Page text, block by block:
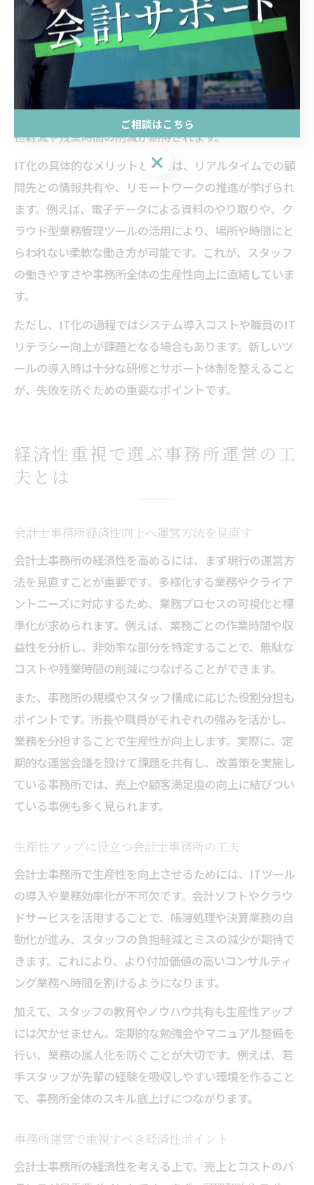
近年、会計士事務所ではIT化の進展が著しく、業務効率
の大幅な向上が実現しています。クラウド会計ソフトや
電子申告システムの導入により、データ入力や書類作成
の自動化が進み、従来よりも少ない人員で多くの案件を
処理できるようになっています。これにより、職員の負
担軽減や残業時間の削減が期待されます。
IT化の具体的なメリットとしては、リアルタイムでの顧
問先との情報共有や、リモートワークの推進が挙げられ
ます。例えば、電子データによる資料のやり取りや、ク
ラウド型業務管理ツールの活用により、場所や時間にと
らわれない柔軟な働き方が可能です。これが、スタッフ
の働きやすさや事務所全体の生産性向上に直結していま
す。
ただし、IT化の過程ではシステム導入コストや職員のIT
リテラシー向上が課題となる場合もあります。新しいツ
ールの導入時は十分な研修とサポート体制を整えること
が、失敗を防ぐための重要なポイントです。
経済性重視で選ぶ事務所運営の工
夫とは
会計士事務所経済性向上へ運営方法を見直す
会計士事務所の経済性を高めるには、まず現行の運営方
法を見直すことが重要です。多様化する業務やクライア
ントニーズに対応するため、業務プロセスの可視化と標
準化が求められます。例えば、業務ごとの作業時間や収
益性を分析し、非効率な部分を特定することで、無駄な
コストや残業時間の削減につなげることができます。
また、事務所の規模やスタッフ構成に応じた役割分担も
ポイントです。所長や職員がそれぞれの強みを活かし、
業務を分担することで生産性が向上します。実際に、定
期的な運営会議を設けて課題を共有し、改善策を実施し
ている事務所では、売上や顧客満足度の向上に結びつい
ている事例も多く見られます。
生産性アップに役立つ会計士事務所の工夫
会計士事務所で生産性を向上させるためには、ITツール
の導入や業務効率化が不可欠です。会計ソフトやクラウ
ドサービスを活用することで、帳簿処理や決算業務の自
動化が進み、スタッフの負担軽減とミスの減少が期待で
きます。これにより、より付加価値の高いコンサルティ
ング業務へ時間を割けるようになります。
加えて、スタッフの教育やノウハウ共有も生産性アップ
には欠かせません。定期的な勉強会やマニュアル整備を
行い、業務の属人化を防ぐことが大切です。例えば、若
手スタッフが先輩の経験を吸収しやすい環境を作ること
で、事務所全体のスキル底上げにつながります。
事務所運営で重視すべき経済性ポイント
会計士事務所の経済性を考える上で、売上とコストのバ
ご相談はこちら
ご相談はこちら